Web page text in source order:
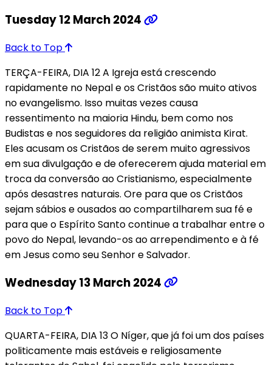
Tuesday 12 March 2024
Back to Top
TERÇA-FEIRA, DIA 12 A Igreja está crescendo
rapidamente no Nepal e os Cristãos são muito ativos
no evangelismo. Isso muitas vezes causa
ressentimento na maioria Hindu, bem como nos
Budistas e nos seguidores da religião animista Kirat.
Eles acusam os Cristãos de serem muito agressivos
em sua divulgação e de oferecerem ajuda material em
troca da conversão ao Cristianismo, especialmente
após desastres naturais. Ore para que os Cristãos
sejam sábios e ousados ao compartilharem sua fé e
para que o Espírito Santo continue a trabalhar entre o
povo do Nepal, levando-os ao arrependimento e à fé
em Jesus como seu Senhor e Salvador.
Wednesday 13 March 2024
Back to Top
QUARTA-FEIRA, DIA 13 O Níger, que já foi um dos países
politicamente mais estáveis e religiosamente